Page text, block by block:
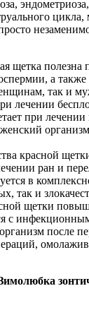
цикла,
щетка полезна
а
так и
лечении
при
красной
ран и
в
так и
щетки
с
после